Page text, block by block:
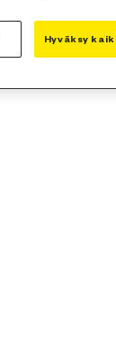
Hyväksy